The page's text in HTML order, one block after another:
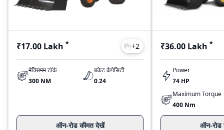
₹17.00 Lakh * +2
मैक्सिमम टॉर्क
300 NM
बकेट कैपेसिटी
0.24
ऑन-रोड कीमत देखें
₹36.00 Lakh *
Power
74 HP
Maximum Torque
400 Nm
ऑन-रोड